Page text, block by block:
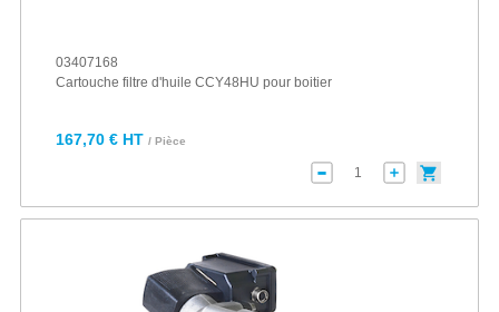
03407168
Cartouche filtre d'huile CCY48HU pour boitier
167,70 € HT / Pièce